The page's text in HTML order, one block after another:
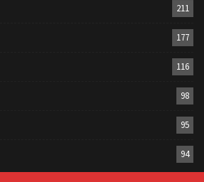
211
177
116
98
95
94